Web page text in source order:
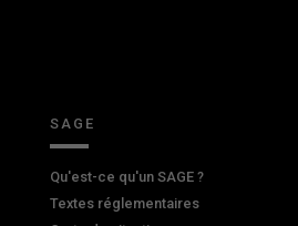
SAGE
Qu'est-ce qu'un SAGE ?
Textes réglementaires